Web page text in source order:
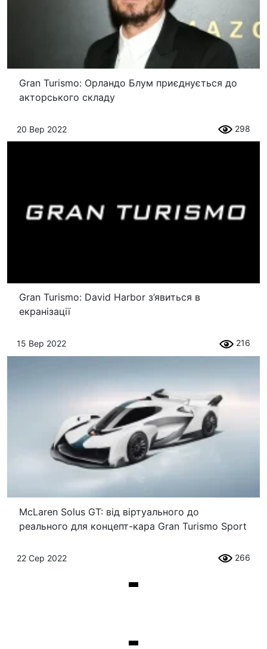
Gran Turismo: Орландо Блум приєднується до
акторського складу
20 Вер 2022 298
Gran Turismo: David Harbor з’явиться в
екранізації
15 Вер 2022 216
McLaren Solus GT: від віртуального до
реального для концепт-кара Gran Turismo Sport
22 Сер 2022 266